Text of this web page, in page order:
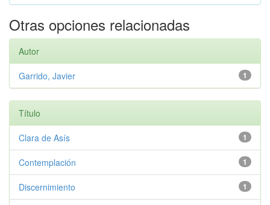
Otras opciones relacionadas
Autor
1
Garrido, Javier
Título
1
Clara de Asís
1
Contemplación
1
Discernimiento